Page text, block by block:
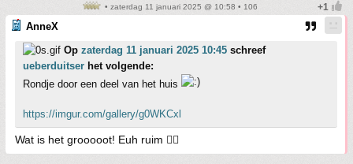
• zaterdag 11 januari 2025 @ 10:58 • 106
AnneX
Op zaterdag 11 januari 2025 10:45 schreef
ueberduitser het volgende:
Rondje door een deel van het huis
https://imgur.com/gallery/g0WKCxl
Wat is het grooooot! Euh ruim 👍🏼